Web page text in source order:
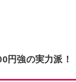
円強の実力派！